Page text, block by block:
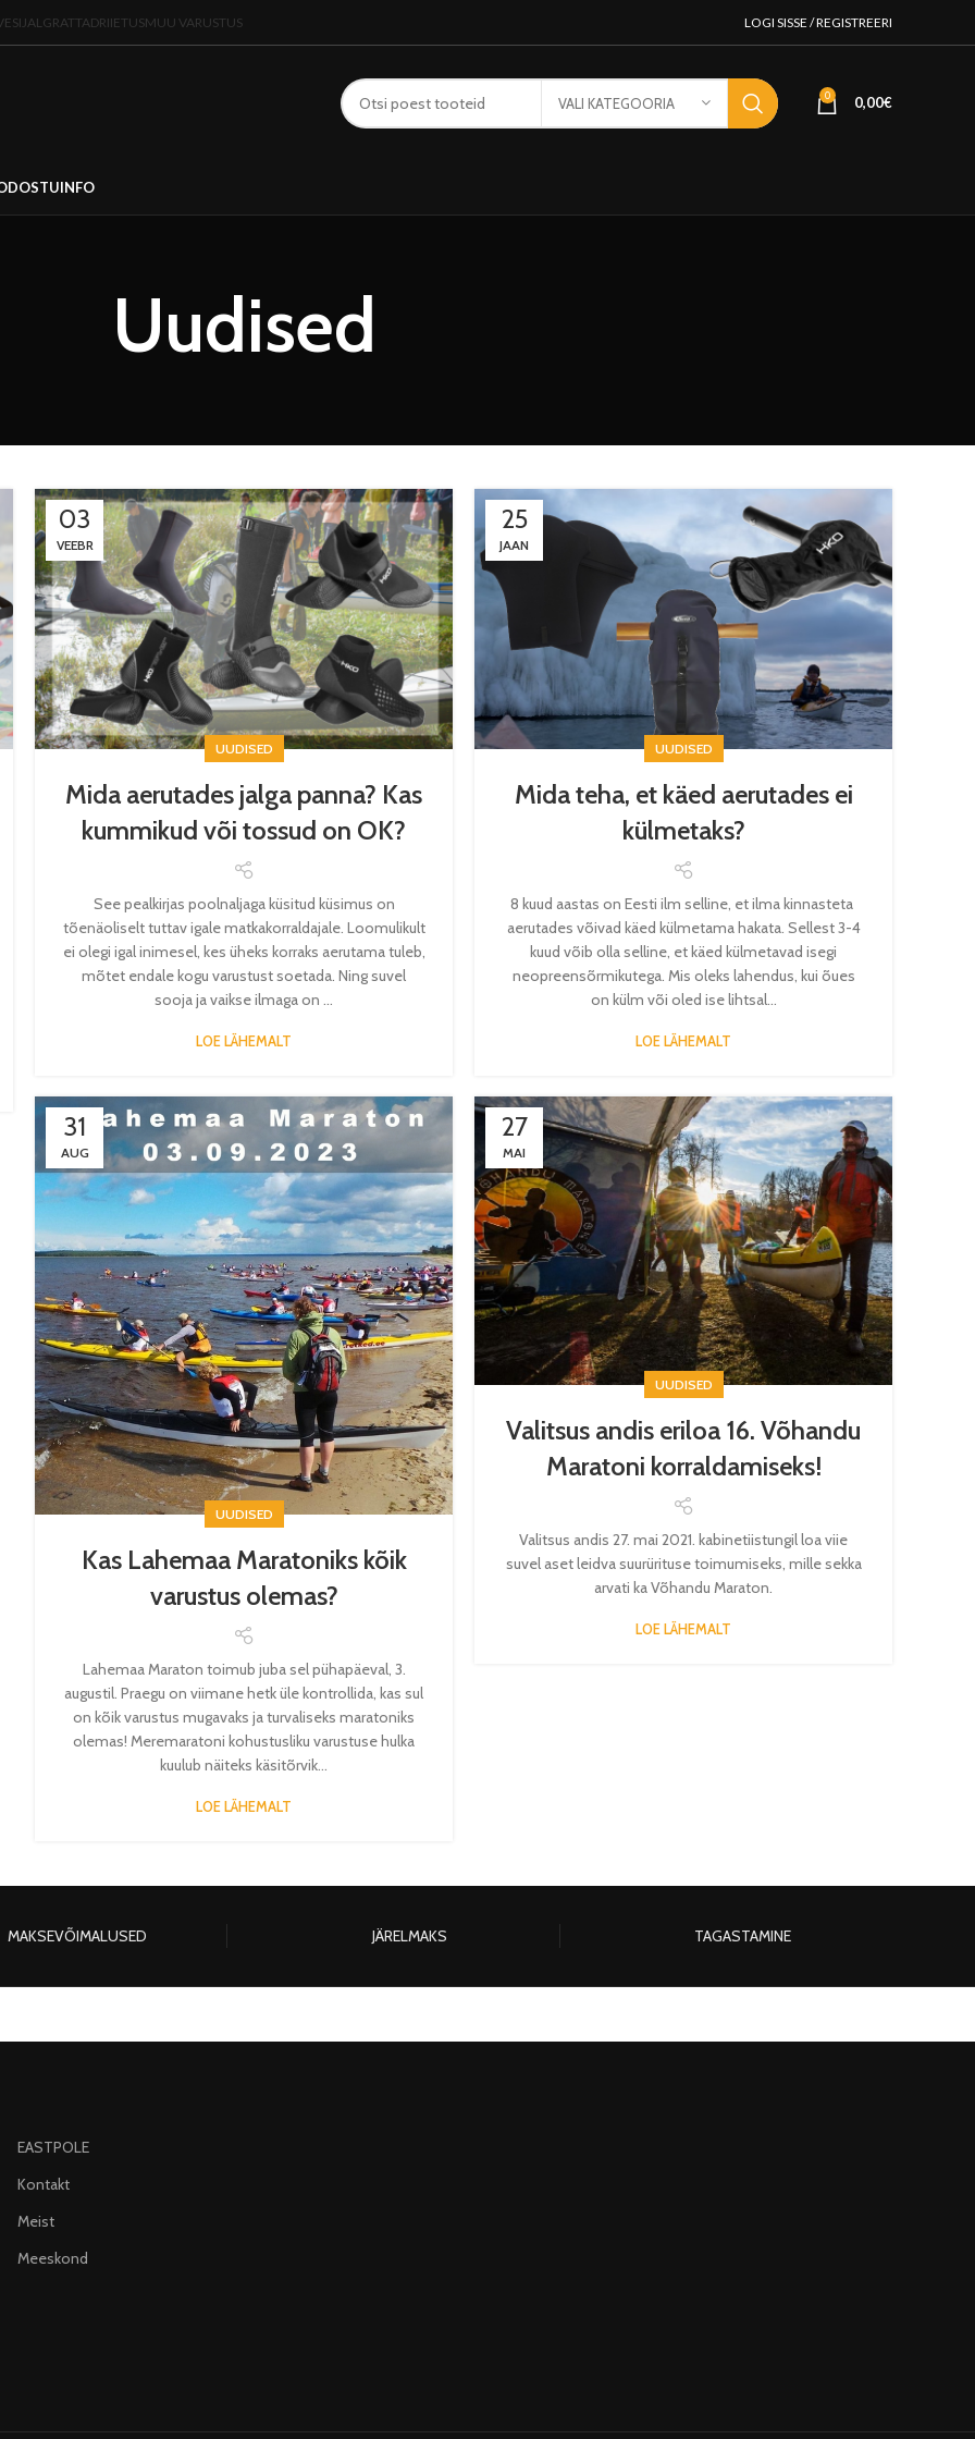
RIIETUSMUU VARUSTUS LOGI SISSE / REGISTREERI
VALI KATEGOORIA 0 0,00€
OSTUINFO
Uudised
03
VEEBR
UUDISED
Mida aerutades jalga panna? Kas
kummikud või tossud on OK?
See pealkirjas poolnaljaga küsitud küsimus on
tõenäoliselt tuttav igale matkakorraldajale. Loomulikult
ei olegi igal inimesel, kes üheks korraks aerutama tuleb,
mõtet endale kogu varustust soetada. Ning suvel
sooja ja vaikse ilmaga on ...
LOE LÄHEMALT
25
JAAN
UUDISED
Mida teha, et käed aerutades ei
külmetaks?
8 kuud aastas on Eesti ilm selline, et ilma kinnasteta
aerutades võivad käed külmetama hakata. Sellest 3-4
kuud võib olla selline, et käed külmetavad isegi
neopreensõrmikutega. Mis oleks lahendus, kui õues
on külm või oled ise lihtsal...
LOE LÄHEMALT
31
AUG
UUDISED
Kas Lahemaa Maratoniks kõik
varustus olemas?
Lahemaa Maraton toimub juba sel pühapäeval, 3.
augustil. Praegu on viimane hetk üle kontrollida, kas sul
on kõik varustus mugavaks ja turvaliseks maratoniks
olemas! Meremaratoni kohustusliku varustuse hulka
kuulub näiteks käsitõrvik...
LOE LÄHEMALT
27
MAI
UUDISED
Valitsus andis eriloa 16. Võhandu
Maratoni korraldamiseks!
Valitsus andis 27. mai 2021. kabinetiistungil loa viie
suvel aset leidva suurürituse toimumiseks, mille sekka
arvati ka Võhandu Maraton.
LOE LÄHEMALT
MAKSEVÕIMALUSED JÄRELMAKS TAGASTAMINE
EASTPOLE
Kontakt
Meist
Meeskond